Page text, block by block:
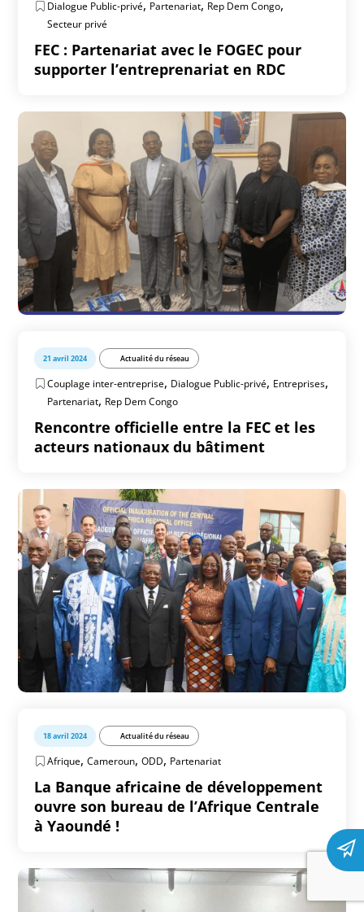
Dialogue Public-privé, Partenariat, Rep Dem Congo,
Secteur privé
FEC : Partenariat avec le FOGEC pour
supporter l’entreprenariat en RDC
21 avril 2024 Actualité du réseau
Couplage inter-entreprise, Dialogue Public-privé, Entreprises,
Partenariat, Rep Dem Congo
Rencontre officielle entre la FEC et les
acteurs nationaux du bâtiment
18 avril 2024 Actualité du réseau
Afrique,Cameroun,ODD, Partenariat
La Banque africaine de développement
ouvre son bureau de l’Afrique Centrale
à Yaoundé !